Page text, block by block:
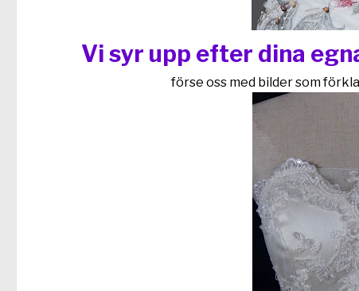
Vi syr upp efter dina
förse oss med bilder som